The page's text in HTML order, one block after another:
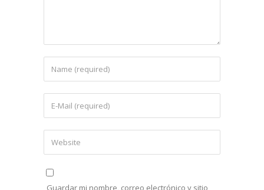
Guardar mi nombre, correo electrónico y sitio